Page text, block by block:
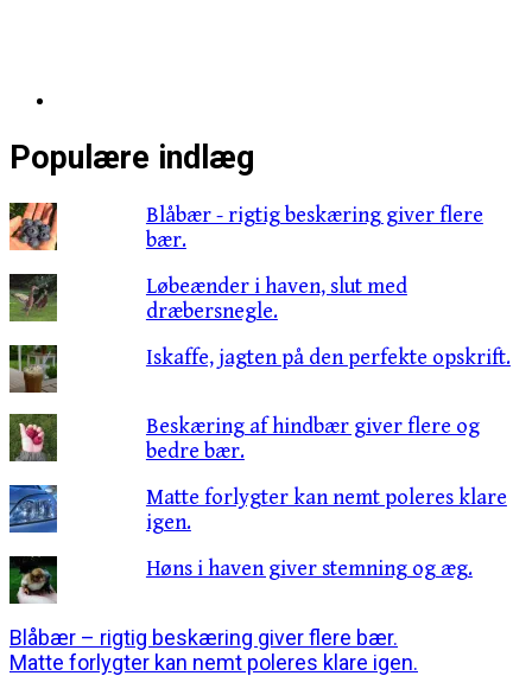
Populære indlæg
Blåbær - rigtig beskæring giver flere
bær.
Løbeænder i haven, slut med
dræbersnegle.
Iskaffe, jagten på den perfekte opskrift.
Beskæring af hindbær giver flere og
bedre bær.
Matte forlygter kan nemt poleres klare
igen.
Høns i haven giver stemning og æg.
Indlægsnavigation
Blåbær – rigtig beskæring giver flere bær.
Matte forlygter kan nemt poleres klare igen.